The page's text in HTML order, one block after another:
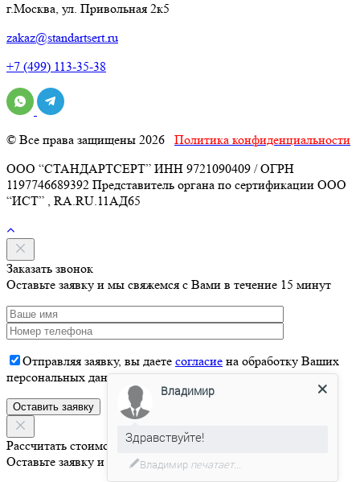
г.Москва, ул. Привольная 2к5
zakaz@standartsert.ru
+7 (499) 113-35-38
© Все права защищены 2026 Политика конфиденциальности
ООО “СТАНДАРТСЕРТ” ИНН 9721090409 / ОГРН
1197746689392 Представитель органа по сертификации ООО
“ИСТ” , RA.RU.11АД65
Заказать звонок
Оставьте заявку и мы свяжемся с Вами в течение 15 минут
Отправляя заявку, вы даете согласие на обработку Ваших
персональных данных
Рассчитать стоимость
Оставьте заявку и мы свяжемся с Вами в течение 15 минут
Владимир
Здравствуйте!